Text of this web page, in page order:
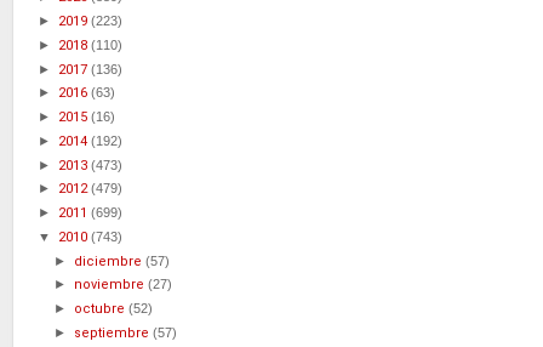
► 2019 (223)
► 2018 (110)
► 2017 (136)
► 2016 (63)
► 2015 (16)
► 2014 (192)
► 2013 (473)
► 2012(479)
► 2011 (699)
▼ 2010 (743)
► diciembre(57)
► noviembre(27)
► octubre(52)
► septiembre(57)